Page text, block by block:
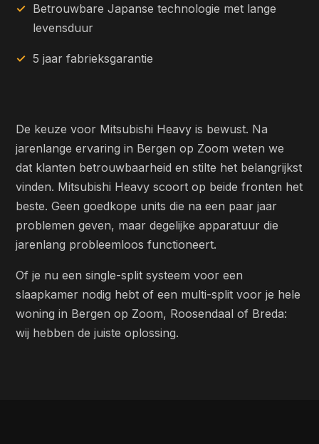
Betrouwbare Japanse technologie met lange
levensduur
5 jaar fabrieksgarantie
De keuze voor Mitsubishi Heavy is bewust. Na
jarenlange ervaring in Bergen op Zoom weten we
dat klanten betrouwbaarheid en stilte het belangrijkst
vinden. Mitsubishi Heavy scoort op beide fronten het
beste. Geen goedkope units die na een paar jaar
problemen geven, maar degelijke apparatuur die
jarenlang probleemloos functioneert.
Of je nu een single-split systeem voor een
slaapkamer nodig hebt of een multi-split voor je hele
woning in Bergen op Zoom, Roosendaal of Breda:
wij hebben de juiste oplossing.